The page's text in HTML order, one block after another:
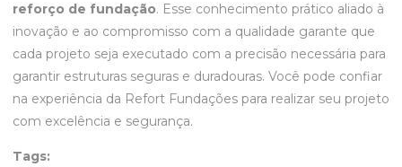
reforço de fundação. Esse conhecimento prático aliado à
inovação e ao compromisso com a qualidade garante que
cada projeto seja executado com a precisão necessária para
garantir estruturas seguras e duradouras. Você pode confiar
na experiência da Refort Fundações para realizar seu projeto
com excelência e segurança.
Tags: